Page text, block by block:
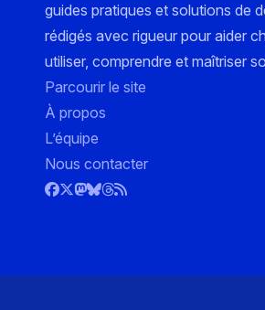
guides pratiques et solutions de
rédigés avec rigueur pour aider
utiliser, comprendre et maîtriser
Parcourir le site
À propos
L’équipe
Nous contacter